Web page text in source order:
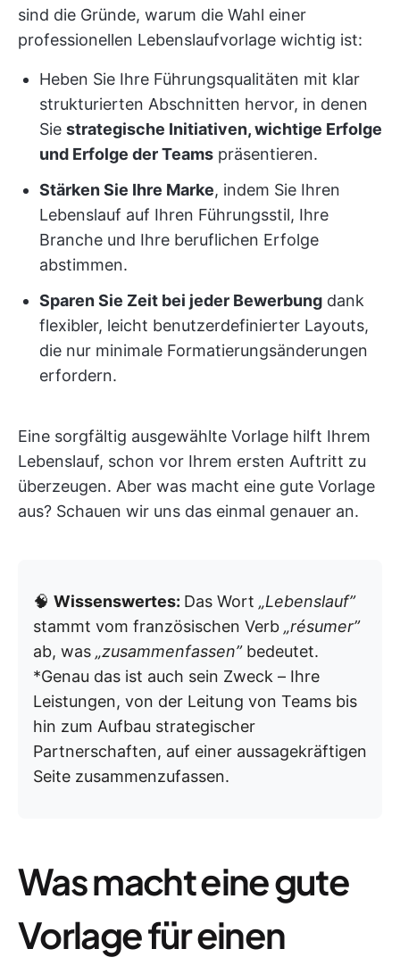
sind die Gründe, warum die Wahl einer
professionellen Lebenslaufvorlage wichtig ist:
Heben Sie Ihre Führungsqualitäten mit klar
strukturierten Abschnitten hervor, in denen
Sie strategische Initiativen, wichtige Erfolge
und Erfolge der Teams präsentieren.
Stärken Sie Ihre Marke, indem Sie Ihren
Lebenslauf auf Ihren Führungsstil, Ihre
Branche und Ihre beruflichen Erfolge
abstimmen.
Sparen Sie Zeit bei jeder Bewerbung dank
flexibler, leicht benutzerdefinierter Layouts,
die nur minimale Formatierungsänderungen
erfordern.
Eine sorgfältig ausgewählte Vorlage hilft Ihrem
Lebenslauf, schon vor Ihrem ersten Auftritt zu
überzeugen. Aber was macht eine gute Vorlage
aus? Schauen wir uns das einmal genauer an.
🧠 Wissenswertes: Das Wort „Lebenslauf”
stammt vom französischen Verb „résumer”
ab, was „zusammenfassen”bedeutet.
*Genau das ist auch sein Zweck – Ihre
Leistungen, von der Leitung von Teams bis
hin zum Aufbau strategischer
Partnerschaften, auf einer aussagekräftigen
Seite zusammenzufassen.
Was macht eine gute
Vorlage für einen